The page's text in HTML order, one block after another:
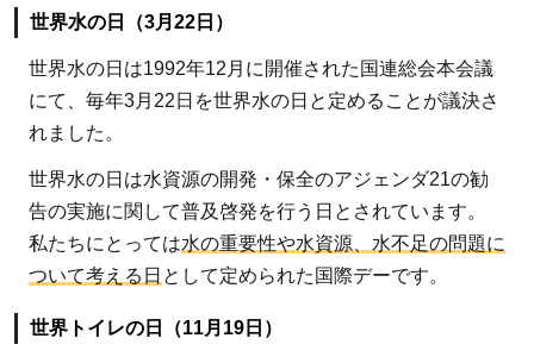
きる
ボラ
ンテ
ィア
支援
う団
体・
機関
世界水の日（3月22日）
世界水の日は1992年12月に開催された国連総会本会議
にて、毎年3月22日を世界水の日と定めることが議決さ
れました。
世界水の日は水資源の開発・保全のアジェンダ21の勧
告の実施に関して普及啓発を行う日とされています。
私たちにとっては水の重要性や水資源、水不足の問題に
ついて考える日 として定められた国際デーです。
世界トイレの日（11月19日）